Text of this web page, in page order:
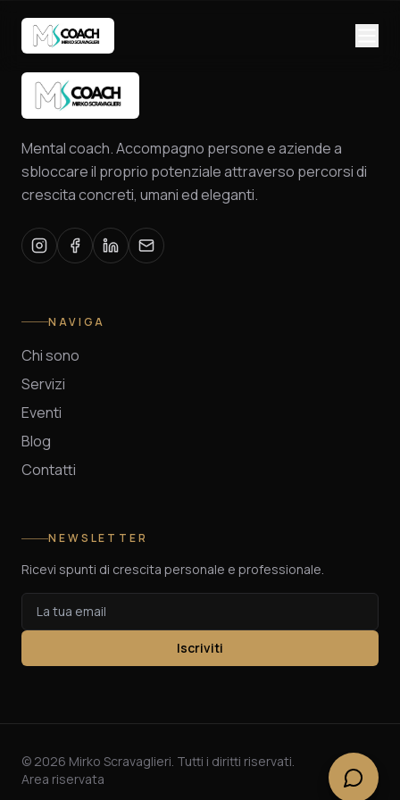
Mental coach. Accompagno persone e aziende a
sbloccare il proprio potenziale attraverso percorsi di
crescita concreti, umani ed eleganti.
NAVIGA
Chi sono
Servizi
Eventi
Blog
Contatti
NEWSLETTER
Ricevi spunti di crescita personale e professionale.
Iscriviti
© 2026 Mirko Scravaglieri. Tutti i diritti riservati.
Area riservata